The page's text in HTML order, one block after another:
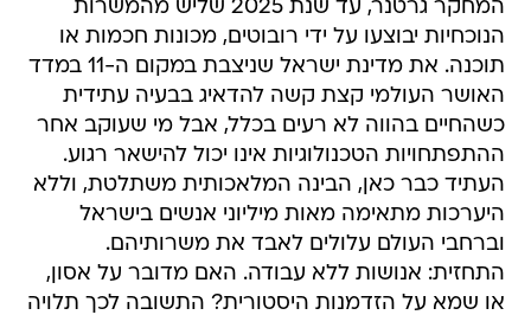
המחקר גרטנר, עד שנת 2025 שליש מהמשרות
הנוכחיות יבוצעו על ידי רובוטים, מכונות חכמות או
תוכנה. את מדינת ישראל שניצבת במקום ה-11 במדד
האושר העולמי קצת קשה להדאיג בבעיה עתידית
כשהחיים בהווה לא רעים בכלל, אבל מי שעוקב אחר
ההתפתחויות הטכנולוגיות אינו יכול להישאר רגוע.
העתיד כבר כאן, הבינה המלאכותית משתלטת, וללא
היערכות מתאימה מאות מיליוני אנשים בישראל
וברחבי העולם עלולים לאבד את משרותיהם.
התחזית: אנושות ללא עבודה. האם מדובר על אסון,
או שמא על הזדמנות היסטורית? התשובה לכך תלויה